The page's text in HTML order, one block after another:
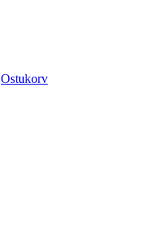
Ostukorv